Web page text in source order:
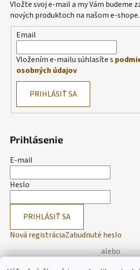
Vložte svoj e-mail a my Vám budeme
nových produktoch na našom e-shope.
Email
Vložením e-mailu súhlasíte s
osobných údajov
PRIHLÁSIŤ SA
Prihlásenie
E-mail
Heslo
PRIHLÁSIŤ SA
Nová registráciaZabudnuté heslo
alebo